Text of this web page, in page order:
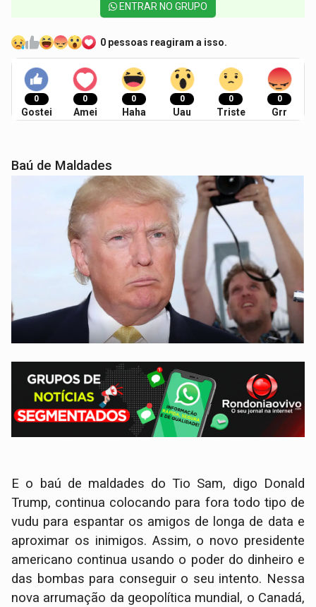
ENTRAR NO GRUPO
0 pessoas reagiram a isso.
0
Gostei
0
Amei
0
Haha
0
Uau
0
Triste
0
Grr
Baú de Maldades
E o baú de maldades do Tio Sam, digo Donald
Trump, continua colocando para fora todo tipo de
vudu para espantar os amigos de longa de data e
aproximar os inimigos. Assim, o novo presidente
americano continua usando o poder do dinheiro e
das bombas para conseguir o seu intento. Nessa
nova arrumação da geopolítica mundial, o Canadá,